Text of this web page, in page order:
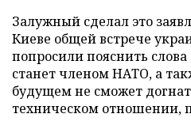
Залужный сделал это
Киеве общей встрече
попросили пояснить
станет членом НАТО, а
будущем не сможет
техническом отношении,